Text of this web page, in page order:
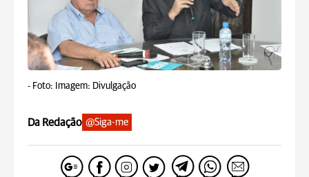
- Foto: Imagem: Divulgação
Da Redação @Siga-me